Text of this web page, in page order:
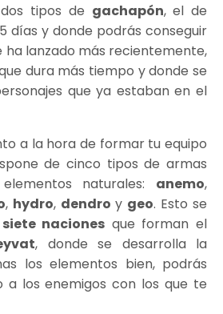
tipos de gachapón, el de
días y donde podrás conseguir
ha lanzado más recientemente,
dura más tiempo y donde se
que ya estaban en el
a la hora de formar tu equipo
de cinco tipos de armas
naturales: anemo,
, hydro, dendro y geo. Esto se
siete naciones que forman el
, donde se desarrolla la
los elementos bien, podrás
a los enemigos con los que te